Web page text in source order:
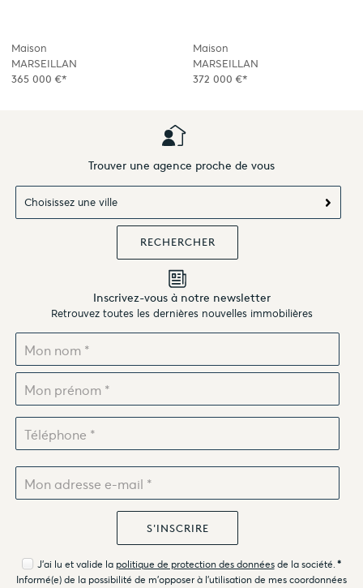
Maison
MARSEILLAN
365 000 €*
Maison
MARSEILLAN
372 000 €*
Trouver une agence proche de vous
Choisissez une ville
Inscrivez-vous à notre newsletter
Retrouvez toutes les dernières nouvelles immobilières
J'ai lu et valide la politique de protection des donnéesde la société. *
Informé(e) de la possibilité de m'opposer à l'utilisation de mes coordonnées